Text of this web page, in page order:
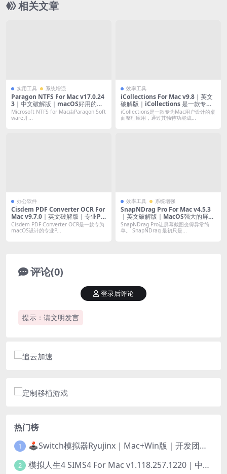
相关文章
实用工具 系统增强
Paragon NTFS For Mac v17.0.24
3｜中文破解版｜macOS好用的NT
FS读写工具
Microsoft NTFS for Mac由Paragon Soft
ware开...
效率工具
iCollections For Mac v9.8｜英文
破解版｜iCollections 是一款专业
设计的应用程序，可帮助您整理桌
面。
iCollections是一款专为Mac用户设计的桌
面整理应用，通过其独特功能成...
办公软件
Cisdem PDF Converter OCR For
Mac v9.7.0｜英文破解版｜专业PD
F转换与OCR工具
Cisdem PDF Converter OCR是一款专为
macOS设计的专业P...
效率工具 系统增强
SnapNDrag Pro For Mac v4.5.3
｜英文破解版｜MacOS强大的屏幕
截图工具
SnapNDrag Pro让屏幕截图变得异常简
单。 SnapNDrag 最初只是...
评论(0)
提示：请文明发言
登录后评论
热门榜
1 🕹️Switch模拟器Ryujinx｜Mac+Win版｜开发团队已解散此乃最后的绝唱版本
2 模拟人生4 SIMS4 For Mac v1.118.257.1220｜中文原生版｜无限金币｜全100DLC